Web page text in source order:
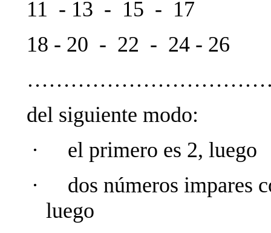
11 - 13 - 15 - 17
18 - 20 - 22 - 24 - 26
del siguiente modo:
·
el primero es 2, luego
·
dos números impares
luego